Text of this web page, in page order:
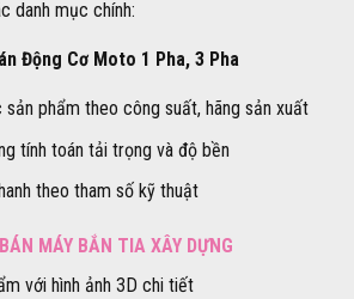
danh mục chính:
Động Cơ Moto 1 Pha, 3 Pha
sản phẩm theo công suất, hãng sản xuất
tính toán tải trọng và độ bền
theo tham số kỹ thuật
MÁY BẮN TIA XÂY DỰNG
với hình ảnh 3D chi tiết